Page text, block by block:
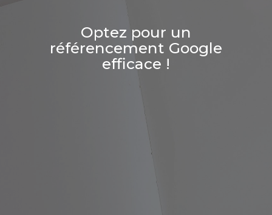
Optez pour un
référencement Google
efficace !